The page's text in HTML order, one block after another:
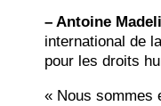
– Antoine
international de
pour les droits
« Nous sommes